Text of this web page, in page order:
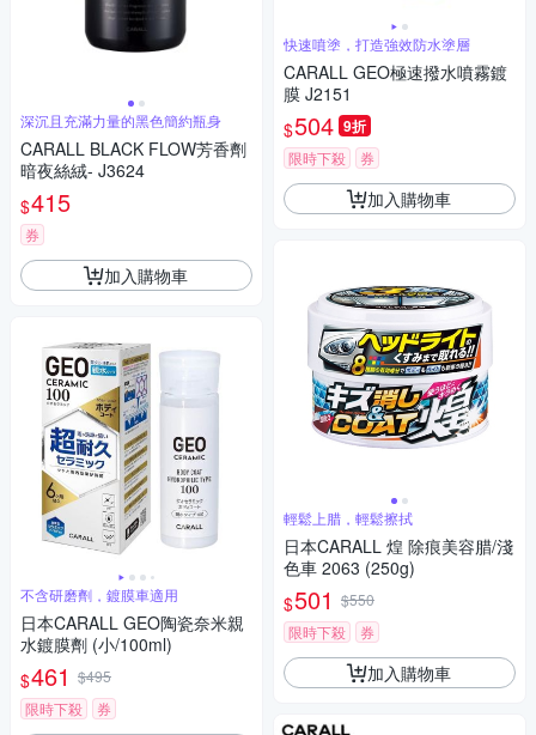
深沉且充滿力量的黑色簡約瓶身
CARALL BLACK FLOW芳香劑
暗夜絲絨- J3624
$415
券
加入購物車
不含研磨劑，鍍膜車適用
日本CARALL GEO陶瓷奈米親
水鍍膜劑 (小/100ml)
$461 $495
限時下殺
券
快速噴塗，打造強效防水塗層
CARALL GEO極速撥水噴霧鍍
膜 J2151
$504 9折
限時下殺 券
加入購物車
輕鬆上腊，輕鬆擦拭
日本CARALL 煌 除痕美容腊/淺
色車 2063 (250g)
$501 $550
限時下殺
券
加入購物車